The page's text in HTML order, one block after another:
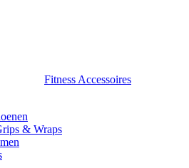
Fitness Accessoires
& Wraps